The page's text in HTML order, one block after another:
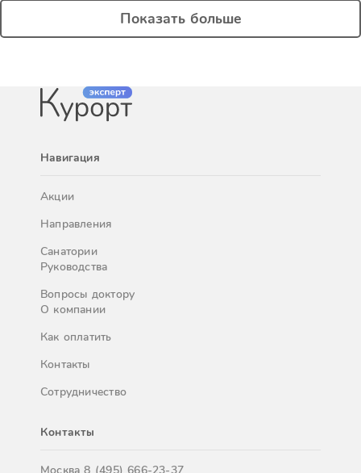
Показать больше
Навигация
Акции
Направления
Санатории
Руководства
Вопросы доктору
О компании
Как оплатить
Контакты
Сотрудничество
Контакты